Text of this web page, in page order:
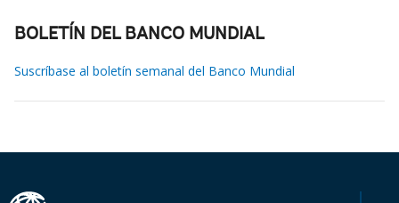
BOLETÍN DEL BANCO MUNDIAL
Suscríbase al boletín semanal del Banco Mundial